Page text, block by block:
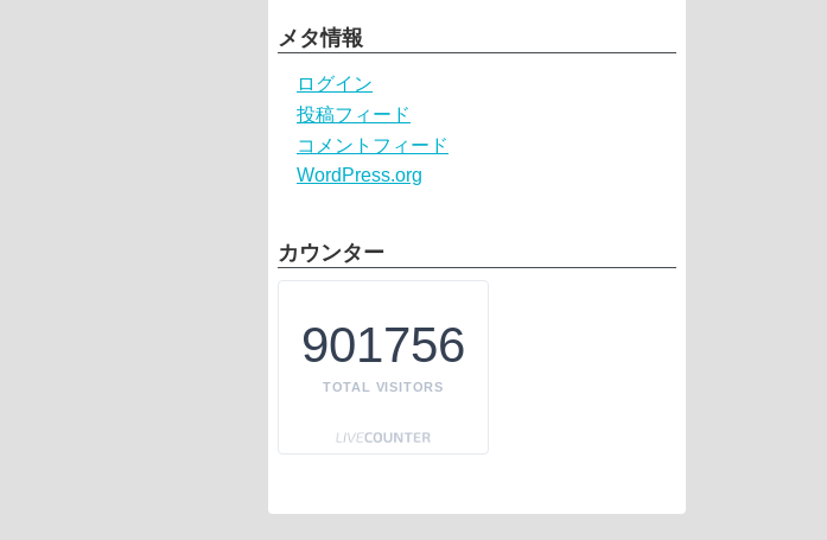
メタ情報
ログイン
投稿フィード
コメントフィード
WordPress.org
カウンター
901756
TOTAL VISITORS